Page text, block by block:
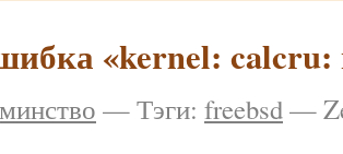
«kernel: calcru:
— Тэги: freebsd—